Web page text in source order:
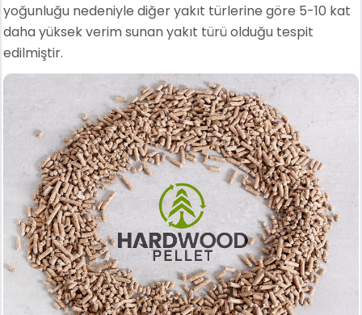
yoğunluğu nedeniyle diğer yakıt türlerine göre 5-10 kat
daha yüksek verim sunan yakıt türü olduğu tespit
edilmiştir.